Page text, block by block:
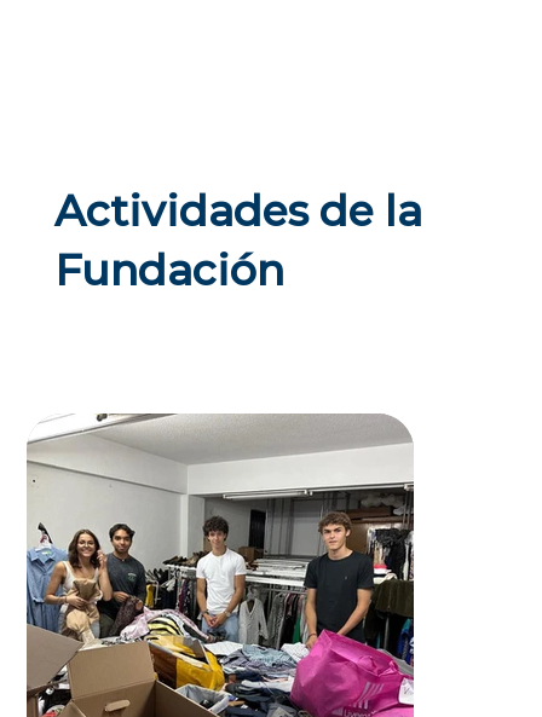
Actividades de la
Fundación